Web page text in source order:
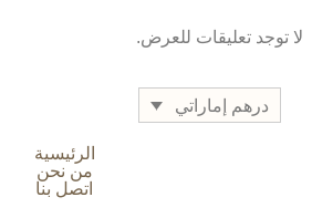
لا توجد تعليقات للعرض.
درهم إماراتي
الرئيسية
من نحن
اتصل بنا